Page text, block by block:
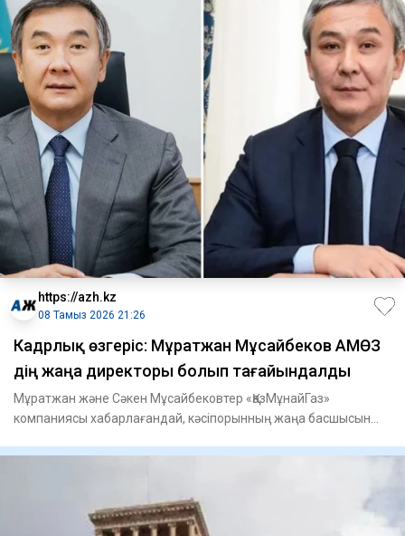
https://azh.kz
08 Тамыз 2026 21:26
Кадрлық өзгеріс: Мұратжан Мұсайбеков АМӨЗ
дің жаңа директоры болып ​тағайындалды
Мұратжан және Сәкен Мұсайбековтер «ҚазМұнайГаз»
компаниясы хабарлағандай, кәсіпорынның жаңа басшысын